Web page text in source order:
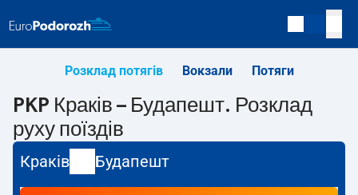
Розклад потягів Вокзали Потяги
PKP Краків – Будапешт. Розклад
руху поїздів
Краків Будапешт